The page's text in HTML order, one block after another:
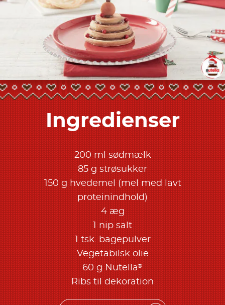
Ingredienser
200 ml sødmælk
85 g strøsukker
150 g hvedemel (mel med lavt
proteinindhold)
4 æg
1 nip salt
1 tsk. bagepulver
Vegetabilsk olie
60 g Nutella®
Ribs til dekoration